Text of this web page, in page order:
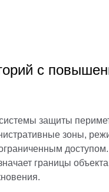
с
защиты
зоны,
границы